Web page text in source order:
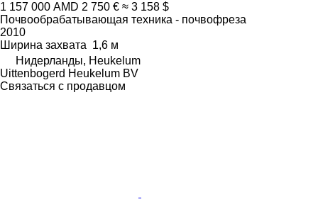
1 157 000 AMD 2 750 € ≈ 3 158 $
Почвообрабатывающая техника - почвофреза
2010
Ширина захвата 1,6 м
Нидерланды, Heukelum
Uittenbogerd Heukelum BV
Связаться с продавцом